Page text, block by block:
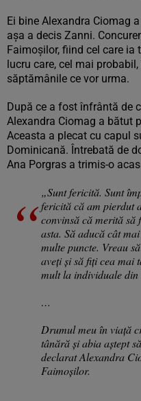
Ei bine Alexandra Ciomag
așa a decis Zanni.
Faimoșilor, fiind cel care ia
lucru care, cel mai
săptămânile ce vor urma.
După ce a fost înfrântă de
Alexandra Ciomag a bătut
Aceasta a plecat cu capul
Dominicană. Întrebată de
Ana Porgras a trimis-o
„Sunt fericită. Sunt
fericită că am pierdut
convinsă că merită să
asta. Să aducă cât
multe puncte. Vreau
aveți și să fiți cea mai
mult la individuale din
…
Drumul meu în viață
tânără și abia aștept
declarat Alexandra
Faimoșilor.